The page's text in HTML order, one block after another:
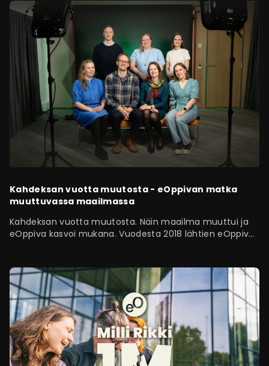
Kahdeksan vuotta muutosta - eOppivan matka
muuttuvassa maailmassa
Kahdeksan vuotta muutosta. Näin maailma muuttui ja
eOppiva kasvoi mukana. Vuodesta 2018 lähtien eOppiva